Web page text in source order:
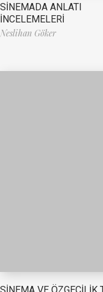
SİNEMADA ANLATI
İNCELEMELERİ
Neslihan Göker